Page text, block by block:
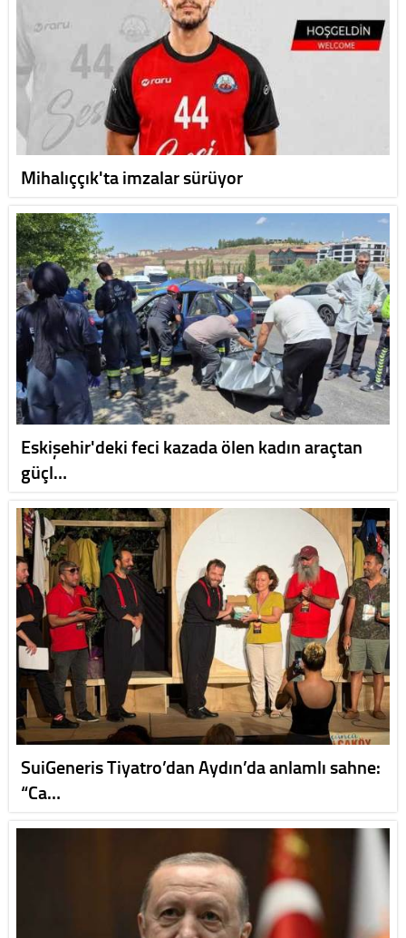
Mihalıççık'ta imzalar sürüyor
Eskişehir'deki feci kazada ölen kadın araçtan
güçl…
SuiGeneris Tiyatro’dan Aydın’da anlamlı sahne:
“Ca…